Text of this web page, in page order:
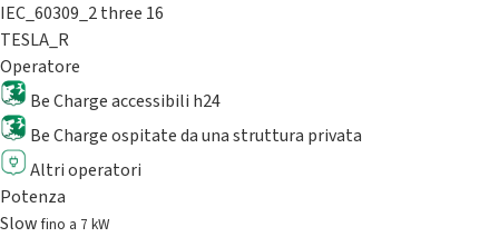
IEC_60309_2 three 16
TESLA_R
Operatore
Be Charge accessibili h24
Be Charge ospitate da una struttura privata
Altri operatori
Potenza
Slowfino a 7 kW